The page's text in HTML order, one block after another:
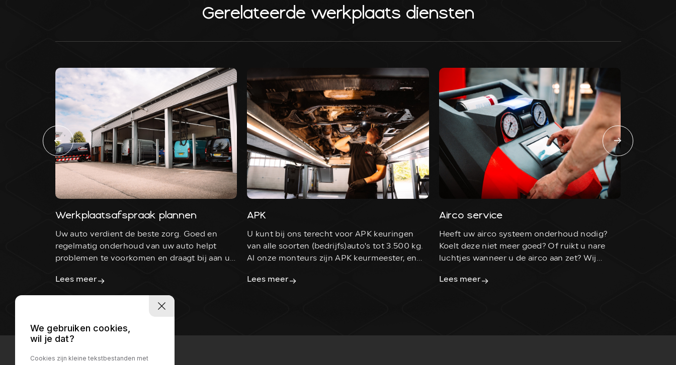
Gerelateerde werkplaats diensten
Werkplaatsafspraak plannen
Uw auto verdient de beste zorg. Goed en
regelmatig onderhoud van uw auto helpt
problemen te voorkomen en draagt bij aan uw
Oedenrode staan we graag voor u klaar.
Lees meer
APK
U kunt bij ons terecht voor APK keuringen
van alle soorten (bedrijfs)auto's tot 3.500 kg.
Al onze monteurs zijn APK keurmeester, en
Lees meer
Airco service
Heeft uw airco systeem onderhoud nodig?
Koelt deze niet meer goed? Of ruikt u nare
luchtjes wanneer u de airco aan zet? Wij
diagnose te stellen aan uw airco-systeem, en
Lees meer
We gebruiken cookies,
wil je dat?
Cookies zijn kleine tekstbestanden met